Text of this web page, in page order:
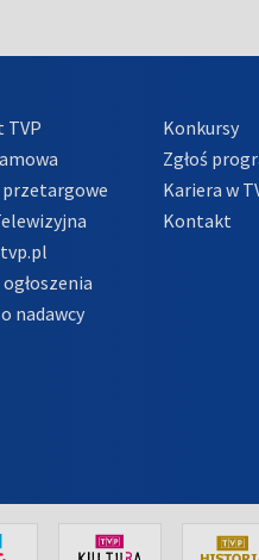
TVP
przetargowe
nadawcy
Konkursy
Zgłoś
Kariera w
Kontakt